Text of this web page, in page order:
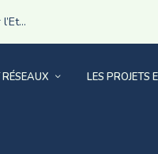
RÉSEAUX LES PROJETS